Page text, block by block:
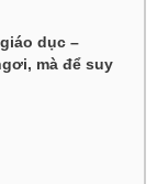
dục –
mà để suy